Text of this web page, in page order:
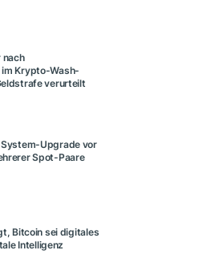
nach
Krypto-Wash-
verurteilt
Upgrade vor
Spot-Paare
Bitcoin sei digitales
Intelligenz